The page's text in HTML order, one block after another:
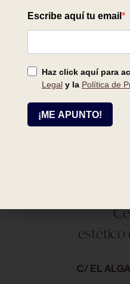
estético en
C/ SAN
28807 -
estético
C/ EL